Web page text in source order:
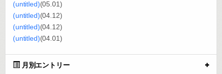
(untitled)(05.01)
(untitled)(04.12)
(untitled)(04.12)
(untitled)(04.01)
月別エントリー